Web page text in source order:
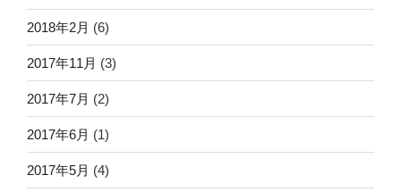
2018年2月 (6)
2017年11月 (3)
2017年7月 (2)
2017年6月 (1)
2017年5月 (4)